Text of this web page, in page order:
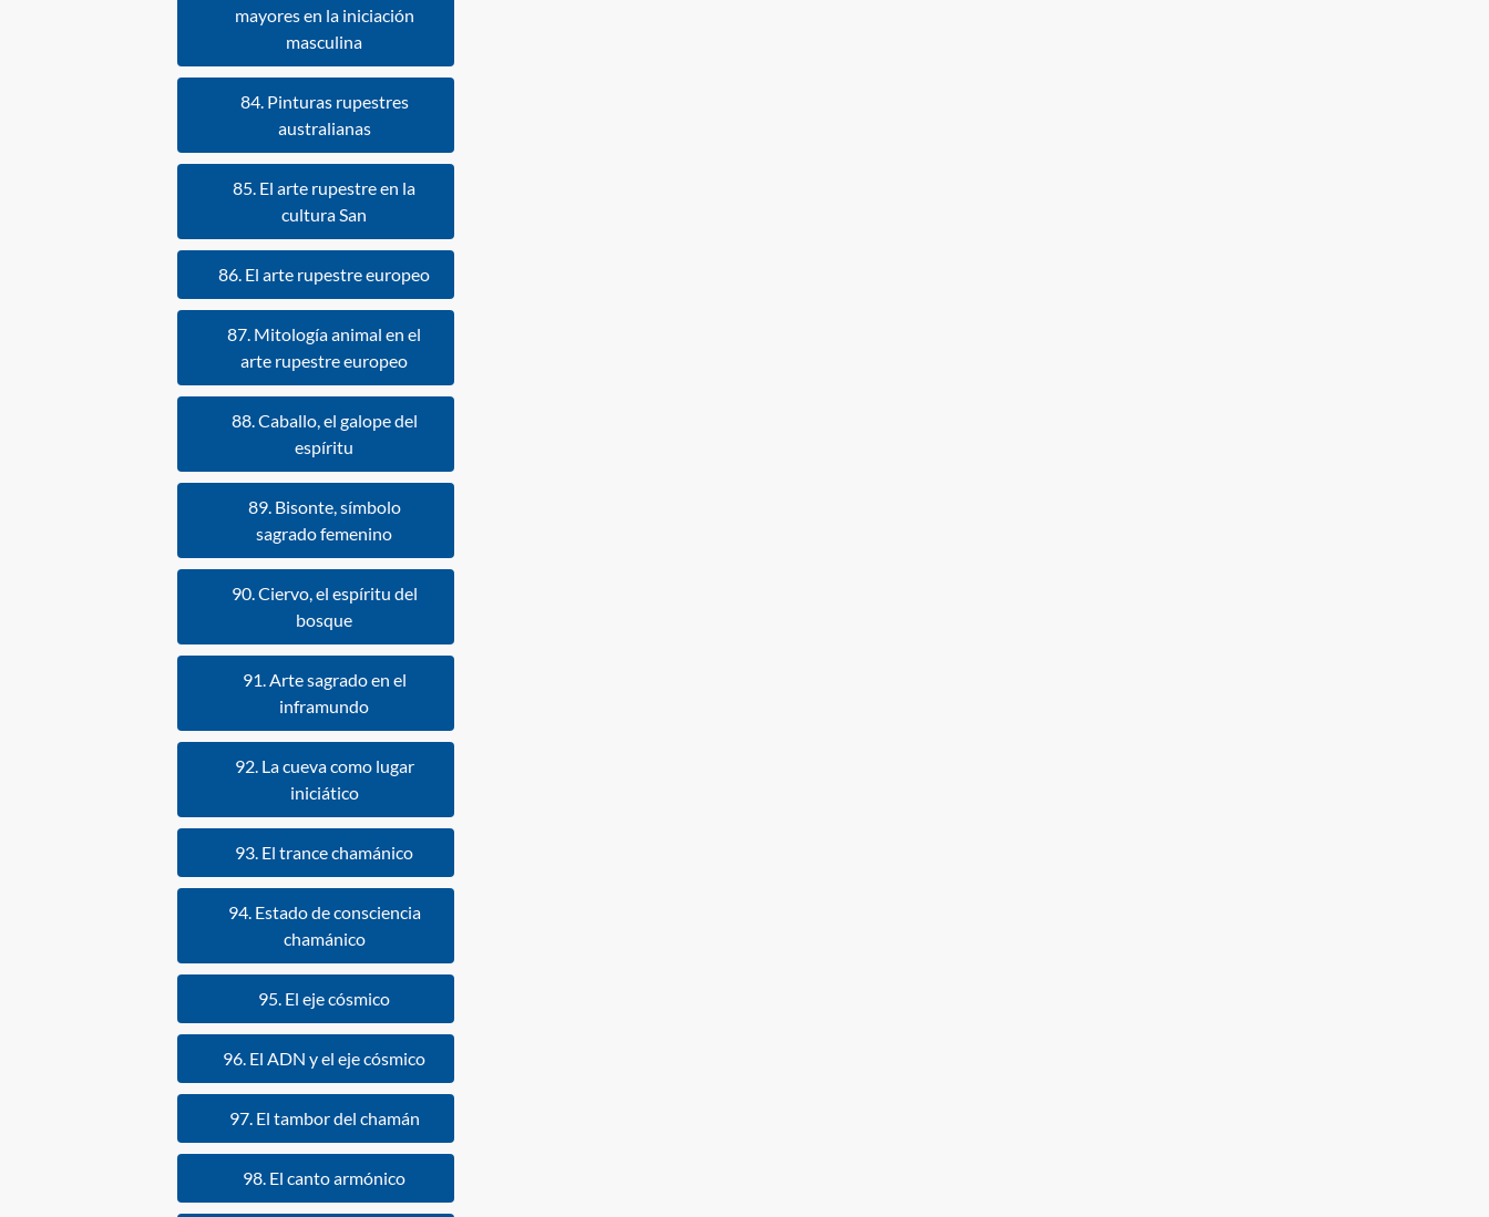
mayores en la iniciación
masculina
84. Pinturas rupestres
australianas
85. El arte rupestre en la
cultura San
86. El arte rupestre europeo
87. Mitología animal en el
arte rupestre europeo
88. Caballo, el galope del
espíritu
89. Bisonte, símbolo
sagrado femenino
90. Ciervo, el espíritu del
bosque
91. Arte sagrado en el
inframundo
92. La cueva como lugar
iniciático
93. El trance chamánico
94. Estado de consciencia
chamánico
95. El eje cósmico
96. El ADN y el eje cósmico
97. El tambor del chamán
98. El canto armónico